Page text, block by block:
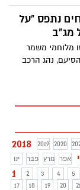
הגיח רכב
"פשוט שם פס
מלפגוע בחברים
נתפס "על
מג"ב
מלוחמי משמר
נהג הרכב
2018 2019 2020
ינו
פבר מרץ אפר
1 2 3 4 5
17
18 19 20 21